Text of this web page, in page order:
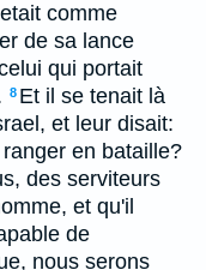
comme
de sa lance
qui portait
8 Et il se tenait là
et leur disait:
en bataille?
des serviteurs
et qu'il
de
nous serons